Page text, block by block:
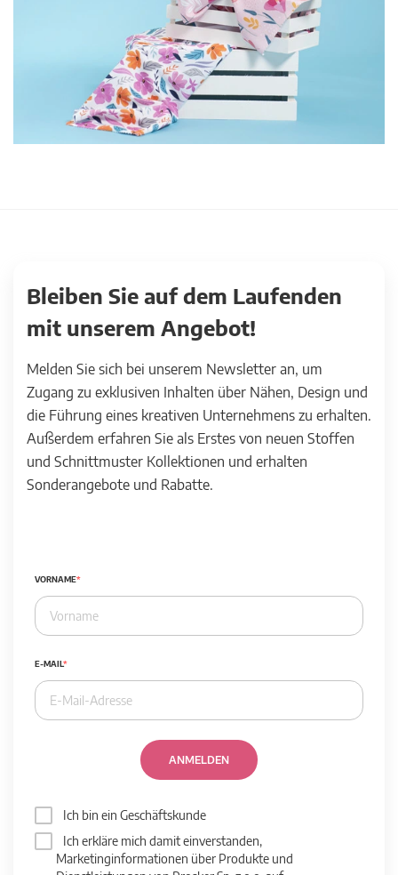
Bleiben Sie auf dem Laufenden
mit unserem Angebot!
Melden Sie sich bei unserem Newsletter an, um
Zugang zu exklusiven Inhalten über Nähen, Design und
die Führung eines kreativen Unternehmens zu erhalten.
Außerdem erfahren Sie als Erstes von neuen Stoffen
und Schnittmuster Kollektionen und erhalten
Sonderangebote und Rabatte.
VORNAME
E-MAIL
ANMELDEN
Ich bin ein Geschäftskunde
Ich erkläre mich damit einverstanden,
Marketinginformationen über Produkte und